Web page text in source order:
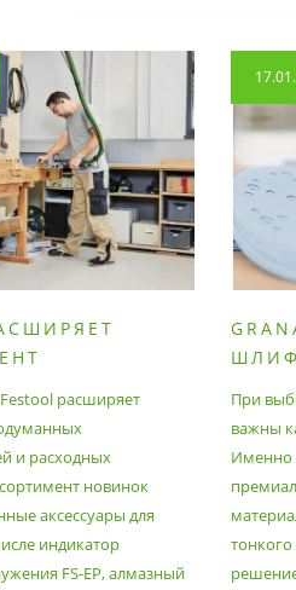
И
МАТЕРИАЛОВ
расширяет
и расходных
новинок
аксессуары для
индикатор
FS-EP, алмазный
При
важны
Именно